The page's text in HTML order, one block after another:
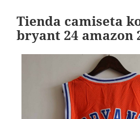
Tienda camiseta
bryant 24 amazon